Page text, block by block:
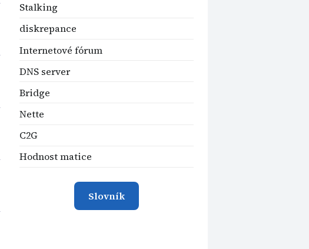
Stalking
diskrepance
Internetové fórum
DNS server
Bridge
Nette
C2G
Hodnost matice
Slovník